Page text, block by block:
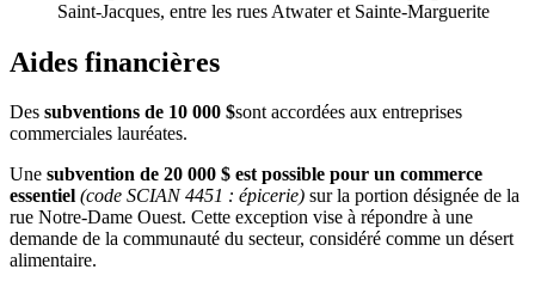
Saint-Jacques, entre les rues Atwater et Sainte-Marguerite
Aides financières
Des subventions de 10 000 $sont accordées aux entreprises
commerciales lauréates.
Une subvention de 20 000 $ est possible pour un commerce
essentiel (code SCIAN 4451 : épicerie) sur la portion désignée de la
rue Notre-Dame Ouest. Cette exception vise à répondre à une
demande de la communauté du secteur, considéré comme un désert
alimentaire.